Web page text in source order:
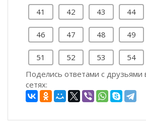
41 42 43 44
46 47 48 49
51 52 53
54
Поделись ответами с друзьями
сетях: